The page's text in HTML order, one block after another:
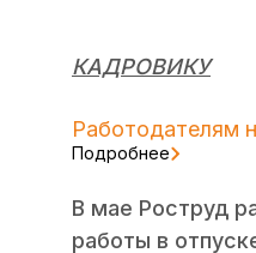
КАДРОВИКУ
Работодателям
Подробнее
В мае Роструд
работы в